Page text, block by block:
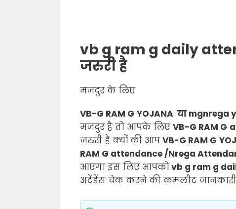
vb g ram g daily
जरुरी है
मजदुर के लिए
VB-G RAM G YOJANA या mgnrega
मजदुर है तो आपके लिए VB-G RAM G
जरुरी है क्यों की आप VB-G RAM G
RAM G attendance /Nrega
आएगा इस लिए आपकोvb g ram g
अटेंडेंस चेक करने की कम्प्लीट जानकारी